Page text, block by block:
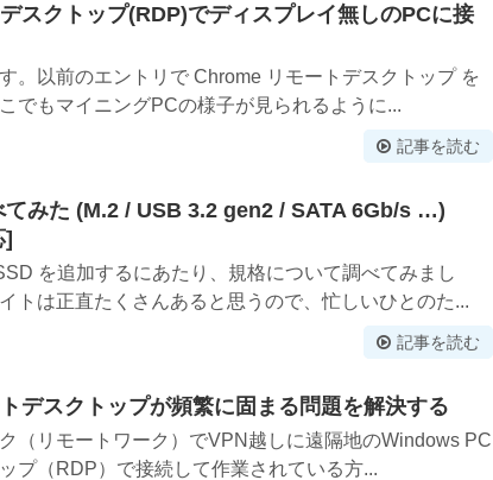
スクトップ(RDP)でディスプレイ無しのPCに接
。以前のエントリで Chrome リモートデスクトップ を
でもマイニングPCの様子が見られるように...
記事を読む
てみた (M.2 / USB 3.2 gen2 / SATA 6Gb/s …)
]
を追加するにあたり、規格について調べてみまし
トは正直たくさんあると思うので、忙しいひとのた...
記事を読む
デスクトップが頻繁に固まる問題を解決する
（リモートワーク）でVPN越しに遠隔地のWindows PC
プ（RDP）で接続して作業されている方...